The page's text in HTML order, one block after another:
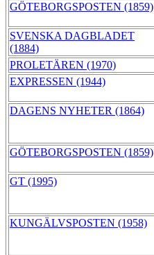
GÖTEBORGSPOSTEN (1859)
SVENSKA DAGBLADET
(1884)
PROLETÄREN (1970)
EXPRESSEN (1944)
DAGENS NYHETER (1864)
GÖTEBORGSPOSTEN (1859)
GT (1995)
KUNGÄLVSPOSTEN (1958)